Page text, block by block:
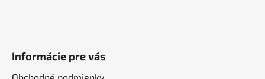
Informácie pre vás